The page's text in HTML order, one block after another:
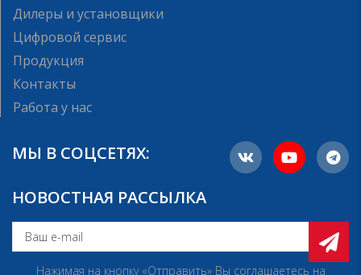
Дилеры и установщики
Цифровой сервис
Продукция
Контакты
Работа у нас
МЫ В СОЦСЕТЯХ:
НОВОСТНАЯ РАССЫЛКА
Нажимая на кнопку «Отправить» Вы соглашаетесь на